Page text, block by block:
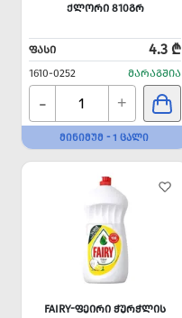
ᲥᲚᲝᲠᲘ 810ᲒᲠ
ᲤᲐᲡᲘ 4.3 ₾
1610-0252 ᲛᲐᲠᲐᲒᲨᲘᲐ
- +
ᲛᲘᲜᲘᲛᲣᲛ - 1 ᲪᲐᲚᲘ
FAIRY-ᲤᲔᲘᲠᲘ ᲭᲣᲠᲭᲚᲘᲡ